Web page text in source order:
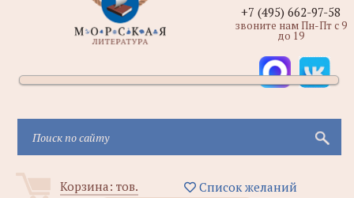
Корзина: тов.
Список желаний
+7 (495) 662-97-58
звоните нам Пн-Пт с 9
до 19